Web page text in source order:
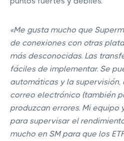
«Me gusta mucho que
de conexiones con otras
más desconocidas. Las
fáciles de implementar. Se
automáticas y la
correo electrónico (también
produzcan errores. Mi
para supervisar el
mucho en SM para que los